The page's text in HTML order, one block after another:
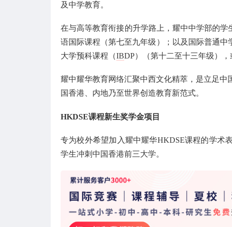
及中学教育。
在与高等教育衔接的升学路上，耀中中学部的
语国际课程（第七至九年级）；以及国际普通中
大学预科课程（IBDP）（第十二至十三年级）
耀中耀华教育网络汇聚中西文化精萃，是立足
国香港、内地乃至世界创造教育新范式。
HKDSE课程新生奖学金项目
专为校外希望加入耀中耀华HKDSE课程的学术
学生冲刺中国香港前三大学。